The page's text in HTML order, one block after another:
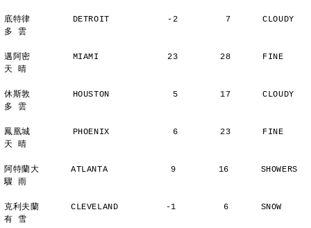
底特律        DETROIT           -2         7      CLOUDY
多 雲
邁阿密        MIAMI             23        28      FINE
天 晴
休斯敦        HOUSTON            5        17      CLOUDY
多 雲
鳳凰城        PHOENIX            6        23      FINE
天 晴
阿特蘭大      ATLANTA            9        16      SHOWERS
驟 雨
克利夫蘭      CLEVELAND         -1         6      SNOW
有 雪